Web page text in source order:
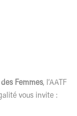
Femmes, l’AATF
vous invite :